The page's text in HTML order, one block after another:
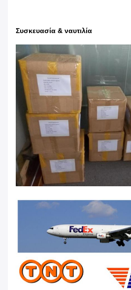
Συσκευασία & ναυτιλία